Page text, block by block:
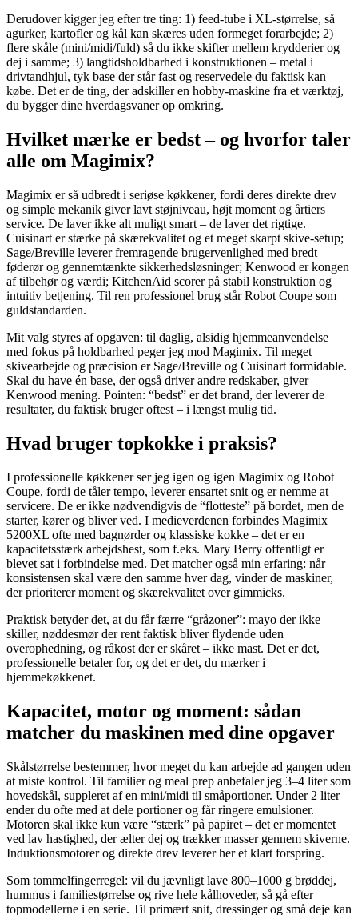
Derudover kigger jeg efter tre ting: 1) feed-tube i XL-størrelse, så
agurker, kartofler og kål kan skæres uden formeget forarbejde; 2)
flere skåle (mini/midi/fuld) så du ikke skifter mellem krydderier og
dej i samme; 3) langtidsholdbarhed i konstruktionen – metal i
drivtandhjul, tyk base der står fast og reservedele du faktisk kan
købe. Det er de ting, der adskiller en hobby-maskine fra et værktøj,
du bygger dine hverdagsvaner op omkring.
Hvilket mærke er bedst – og hvorfor taler
alle om Magimix?
Magimix er så udbredt i seriøse køkkener, fordi deres direkte drev
og simple mekanik giver lavt støjniveau, højt moment og årtiers
service. De laver ikke alt muligt smart – de laver det rigtige.
Cuisinart er stærke på skærekvalitet og et meget skarpt skive-setup;
Sage/Breville leverer fremragende brugervenlighed med bredt
føderør og gennemtænkte sikkerhedsløsninger; Kenwood er kongen
af tilbehør og værdi; KitchenAid scorer på stabil konstruktion og
intuitiv betjening. Til ren professionel brug står Robot Coupe som
guldstandarden.
Mit valg styres af opgaven: til daglig, alsidig hjemmeanvendelse
med fokus på holdbarhed peger jeg mod Magimix. Til meget
skivearbejde og præcision er Sage/Breville og Cuisinart formidable.
Skal du have én base, der også driver andre redskaber, giver
Kenwood mening. Pointen: “bedst” er det brand, der leverer de
resultater, du faktisk bruger oftest – i længst mulig tid.
Hvad bruger topkokke i praksis?
I professionelle køkkener ser jeg igen og igen Magimix og Robot
Coupe, fordi de tåler tempo, leverer ensartet snit og er nemme at
servicere. De er ikke nødvendigvis de “flotteste” på bordet, men de
starter, kører og bliver ved. I medieverdenen forbindes Magimix
5200XL ofte med bagnørder og klassiske kokke – det er en
kapacitetsstærk arbejdshest, som f.eks. Mary Berry offentligt er
blevet sat i forbindelse med. Det matcher også min erfaring: når
konsistensen skal være den samme hver dag, vinder de maskiner,
der prioriterer moment og skærekvalitet over gimmicks.
Praktisk betyder det, at du får færre “gråzoner”: mayo der ikke
skiller, nøddesmør der rent faktisk bliver flydende uden
overophedning, og råkost der er skåret – ikke mast. Det er det,
professionelle betaler for, og det er det, du mærker i
hjemmekøkkenet.
Kapacitet, motor og moment: sådan
matcher du maskinen med dine opgaver
Skålstørrelse bestemmer, hvor meget du kan arbejde ad gangen uden
at miste kontrol. Til familier og meal prep anbefaler jeg 3–4 liter som
hovedskål, suppleret af en mini/midi til småportioner. Under 2 liter
ender du ofte med at dele portioner og får ringere emulsioner.
Motoren skal ikke kun være “stærk” på papiret – det er momentet
ved lav hastighed, der ælter dej og trækker masser gennem skiverne.
Induktionsmotorer og direkte drev leverer her et klart forspring.
Som tommelfingerregel: vil du jævnligt lave 800–1000 g brøddej,
hummus i familiestørrelse og rive hele kålhoveder, så gå efter
topmodellerne i en serie. Til primært snit, dressinger og små deje kan